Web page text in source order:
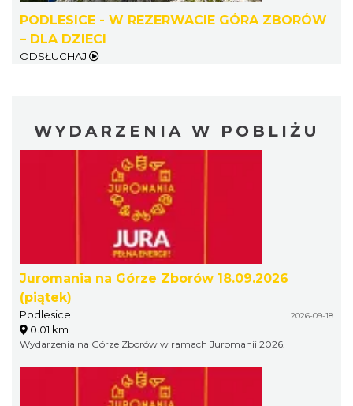
PODLESICE - W REZERWACIE GÓRA ZBORÓW
– DLA DZIECI
ODSŁUCHAJ
WYDARZENIA W POBLIŻU
Juromania na Górze Zborów 18.09.2026
(piątek)
Podlesice 2026-09-18
0.01 km
Wydarzenia na Górze Zborów w ramach Juromanii 2026.